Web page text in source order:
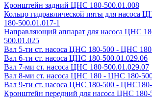
Кронштейн задний ЦНС 180-500.01.008
Кольцо гидравлической пяты для насоса
180-500.01.017-1
Направляющий аппарат для насоса ЦНС
500.01.025
Вал 5-ти ст. насоса ЦНС 180-500 - ЦНС
Вал 6-ти ст. насоса ЦНС 180-500.01.029.06
Вал 7-ми ст. насоса ЦНС 180-500.01.029.07
Вал 8-ми ст. насоса ЦНС 180 - ЦНС 180-
Вал 9-ти ст. насоса ЦНС 180-500 -
Кронштейн передний для насоса ЦНС